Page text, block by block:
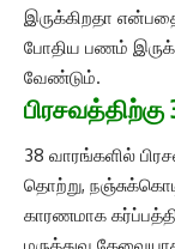
இருக்கிறதா
போதிய பணம்
வேண்டும்.
38 வாரங்களில்
தொற்று,
காரணமாக